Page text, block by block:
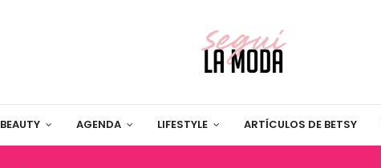
BEAUTY AGENDA LIFESTYLE ARTÍCULOS DE BETSY